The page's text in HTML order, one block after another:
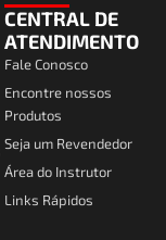
CENTRAL DE
ATENDIMENTO
Fale Conosco
Encontre nossos
Produtos
Seja um Revendedor
Área do Instrutor
Links Rápidos